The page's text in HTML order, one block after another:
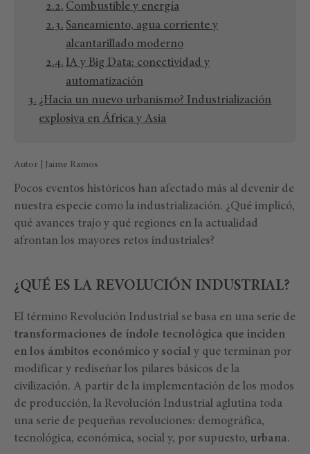
Combustible y energía
Saneamiento, agua corriente y
alcantarillado moderno
IA y Big Data: conectividad y
automatización
¿Hacia un nuevo urbanismo? Industrialización
explosiva en África y Asia
Autor | Jaime Ramos
Pocos eventos históricos han afectado más al devenir de
nuestra especie como la industrialización. ¿Qué implicó,
qué avances trajo y qué regiones en la actualidad
afrontan los mayores retos industriales?
¿QUÉ ES LA REVOLUCIÓN INDUSTRIAL?
El término Revolución Industrial se basa en una serie de
transformaciones de índole tecnológica que inciden
en los ámbitos económico y social y que terminan por
modificar y rediseñar los pilares básicos de la
civilización. A partir de la implementación de los modos
de producción, la Revolución Industrial aglutina toda
una serie de pequeñas revoluciones: demográfica,
tecnológica, económica, social y, por supuesto, urbana.